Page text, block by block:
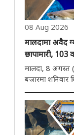
08 Aug 2026
मालदामा अवैद
छापामारी,
मालदा, 8 अगस्त
बजारमा शनिवार
अनुसार यो